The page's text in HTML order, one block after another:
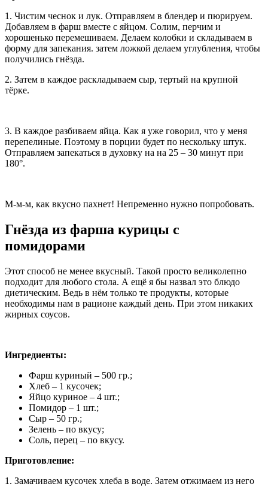
1. Чистим чеснок и лук. Отправляем в блендер и пюрируем.
Добавляем в фарш вместе с яйцом. Солим, перчим и
хорошенько перемешиваем. Делаем колобки и складываем в
форму для запекания. затем ложкой делаем углубления, чтобы
получились гнёзда.
2. Затем в каждое раскладываем сыр, тертый на крупной
тёрке.
3. В каждое разбиваем яйца. Как я уже говорил, что у меня
перепелиные. Поэтому в порции будет по нескольку штук.
Отправляем запекаться в духовку на на 25 – 30 минут при
180°.
М-м-м, как вкусно пахнет! Непременно нужно попробовать.
Гнёзда из фарша курицы с
помидорами
Этот способ не менее вкусный. Такой просто великолепно
подходит для любого стола. А ещё я бы назвал это блюдо
диетическим. Ведь в нём только те продукты, которые
необходимы нам в рационе каждый день. При этом никаких
жирных соусов.
Ингредиенты:
Фарш куриный – 500 гр.;
Хлеб – 1 кусочек;
Яйцо куриное – 4 шт.;
Помидор – 1 шт.;
Сыр – 50 гр.;
Зелень – по вкусу;
Соль, перец – по вкусу.
Приготовление:
1. Замачиваем кусочек хлеба в воде. Затем отжимаем из него